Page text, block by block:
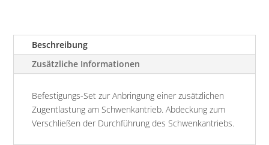
Beschreibung
Zusätzliche Informationen
Befestigungs-Set zur Anbringung einer zusätzlichen
Zugentlastung am Schwenkantrieb. Abdeckung zum
Verschließen der Durchführung des Schwenkantriebs.